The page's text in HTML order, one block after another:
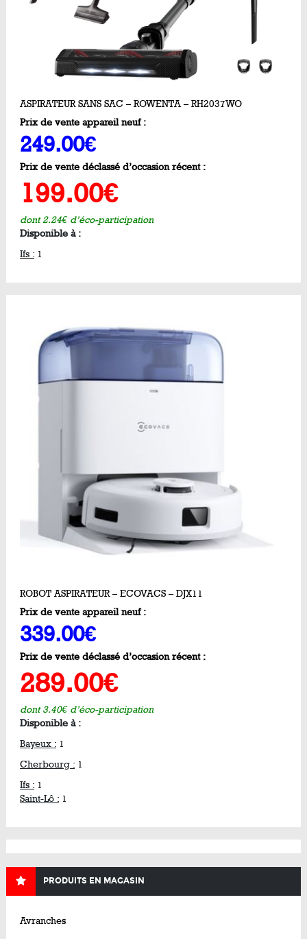
ASPIRATEUR SANS SAC – ROWENTA – RH2037WO
Prix de vente appareil neuf :
249.00€
Prix de vente déclassé d’occasion récent :
199.00€
dont 2.24€ d’éco-participation
Disponible à :
Ifs : 1
ROBOT ASPIRATEUR – ECOVACS – DJX11
Prix de vente appareil neuf :
339.00€
Prix de vente déclassé d’occasion récent :
289.00€
dont 3.40€ d’éco-participation
Disponible à :
Bayeux : 1
Cherbourg : 1
Ifs : 1
Saint-Lô : 1
PRODUITS EN MAGASIN
Avranches